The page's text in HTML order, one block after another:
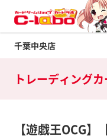
千葉中央店
Twitter
トレーディング
【遊戯王OCG